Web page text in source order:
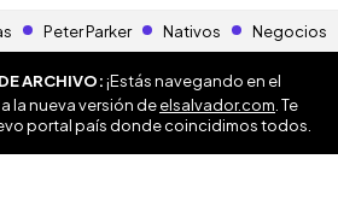
Peter Parker Nativos Negocios
ARCHIVO:¡Estás navegando en el
la nueva versión deelsalvador.com . Te
portal país donde coincidimos todos.